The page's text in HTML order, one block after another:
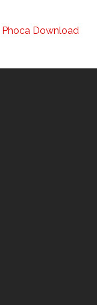
Phoca Download